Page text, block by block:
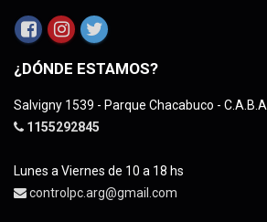
¿DÓNDE ESTAMOS?
Salvigny 1539 - Parque Chacabuco - C.A.B.A.
1155292845
Lunes a Viernes de 10 a 18 hs
controlpc.arg@gmail.com